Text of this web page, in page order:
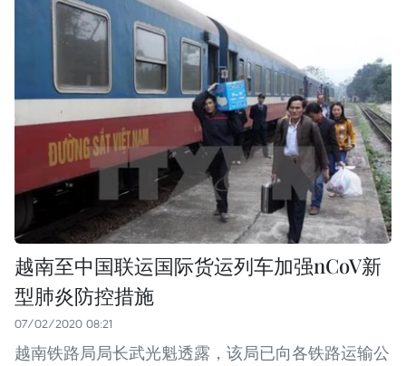
越南至中国联运国际货运列车加强nCoV新
型肺炎防控措施
07/02/2020 08:21
越南铁路局局长武光魁透露，该局已向各铁路运输公